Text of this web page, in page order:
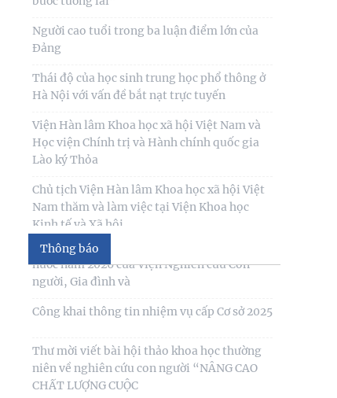
Người cao tuổi trong ba luận điểm lớn của
Đảng
Thái độ của học sinh trung học phổ thông ở
Hà Nội với vấn đề bắt nạt trực tuyến
Viện Hàn lâm Khoa học xã hội Việt Nam và
Học viện Chính trị và Hành chính quốc gia
Lào ký Thỏa
Chủ tịch Viện Hàn lâm Khoa học xã hội Việt
Nam thăm và làm việc tại Viện Khoa học
Kinh tế và Xã hội
Thông báo
học “Chăm sóc, giáo dục trẻ em trong kỷ
nguyên số”
Thư mời viết bài Hội thảo khoa học quốc tế
“Gia đình Châu Á trong bối cảnh hội nhập
quốc tế và
Thư mời viết báo cáo tham luận Hội thảo
khoa học quốc gia “Xu hướng biến đổi của
gia đình Việt Nam
Công bố công khai dự toán ngân sách nhà
nước năm 2026 của Viện Nghiên cứu Con
người, Gia đình và
Công khai thông tin nhiệm vụ cấp Cơ sở 2025
Thư mời viết bài hội thảo khoa học thường
CHẤT LƯỢNG CUỘC
Thông báo triệu tập thí sinh đủ điều kiện,
Mục lục tạp chí Nghiên cứu Con người số 6